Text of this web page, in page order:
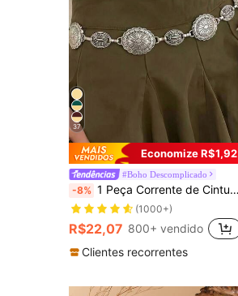
37
Economize R$1,92
#Boho Descomplicado
-8% 1 Peça Corrente de Cintura Vintage Fashion Boêmia com Padrão Floral de Metal Desgastado, Disco de Flor, Adequada para Uso Diário e Festas de Mulheres
(1000+)
R$22,07 800+ vendido
Clientes recorrentes